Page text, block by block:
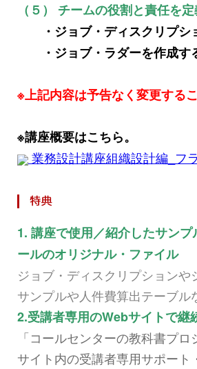
（５） チームの役割と責任を
・ジョブ・ディスクリプシ
・ジョブ・ラダーを作成す
※上記内容は予告なく変更する
※講座概要はこちら。
業務設計講座組織設計編_フ
1. 講座で使用／紹介したサン
ールのオリジナル・ファイル
ジョブ・ディスクリプションや
サンプルや人件費算出テーブル
2.受講者専用のWebサイトで継
「コールセンターの教科書プ
サイト内の受講者専用サポート